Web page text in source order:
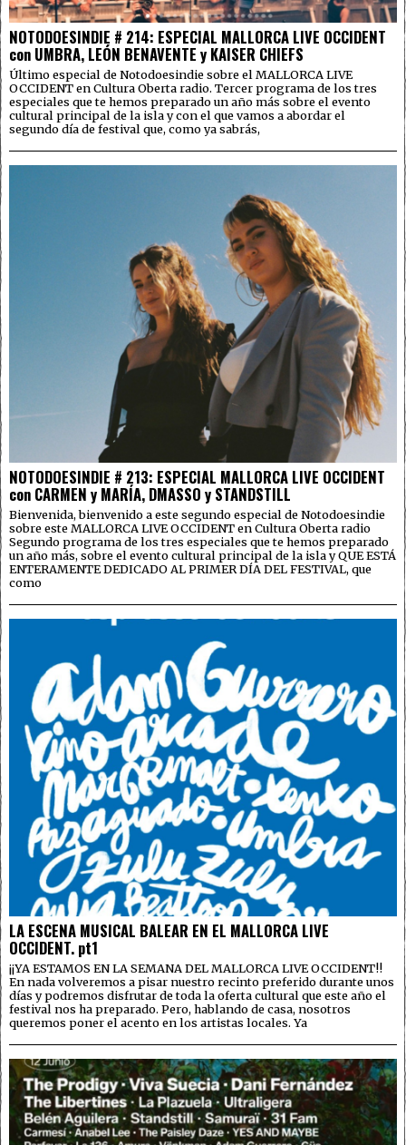
NOTODOESINDIE # 214: ESPECIAL MALLORCA LIVE OCCIDENT
con UMBRA, LEÓN BENAVENTE y KAISER CHIEFS
Último especial de Notodoesindie sobre el MALLORCA LIVE
OCCIDENT en Cultura Oberta radio. Tercer programa de los tres
especiales que te hemos preparado un año más sobre el evento
cultural principal de la isla y con el que vamos a abordar el
segundo día de festival que, como ya sabrás,
NOTODOESINDIE # 213: ESPECIAL MALLORCA LIVE OCCIDENT
con CARMEN y MARÍA, DMASSO y STANDSTILL
Bienvenida, bienvenido a este segundo especial de Notodoesindie
sobre este MALLORCA LIVE OCCIDENT en Cultura Oberta radio
Segundo programa de los tres especiales que te hemos preparado
un año más, sobre el evento cultural principal de la isla y QUE ESTÁ
ENTERAMENTE DEDICADO AL PRIMER DÍA DEL FESTIVAL, que
como
LA ESCENA MUSICAL BALEAR EN EL MALLORCA LIVE
OCCIDENT. pt1
¡¡YA ESTAMOS EN LA SEMANA DEL MALLORCA LIVE OCCIDENT!!
En nada volveremos a pisar nuestro recinto preferido durante unos
días y podremos disfrutar de toda la oferta cultural que este año el
festival nos ha preparado. Pero, hablando de casa, nosotros
queremos poner el acento en los artistas locales. Ya